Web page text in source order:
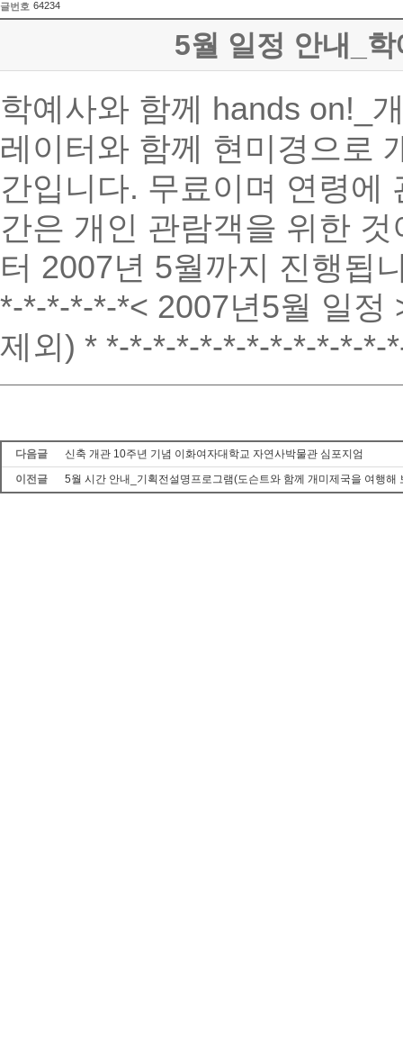
글번호 64234
5월 일정 안내_
학예사와 함께 hands on!_
레이터와 함께 현미경으로
간입니다. 무료이며 연령에
간은 개인 관람객을 위한
터 2007년 5월까지 진행됩
*-*-*-*-*-*< 2007년5월 일정
제외) * *-*-*-*-*-*-*-*-*-*-*-*-
다음글
신축 개관 10주년 기념 이화여자대학교 자연사박물관 심포지엄
이전글
5월 시간 안내_기획전설명프로그램(도슨트와 함께 개미제국을 여행해